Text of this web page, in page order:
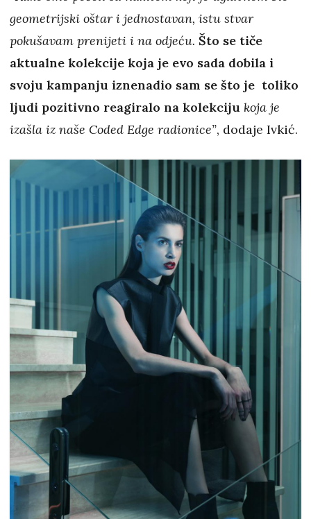
geometrijski oštar i jednostavan, istu stvar
pokušavam prenijeti i na odjeću. Što se tiče
aktualne kolekcije koja je evo sada dobila i
svoju kampanju iznenadio sam se što je toliko
ljudi pozitivno reagiralo na kolekciju koja je
izašla iz naše Coded Edge radionice”, dodaje Ivkić.